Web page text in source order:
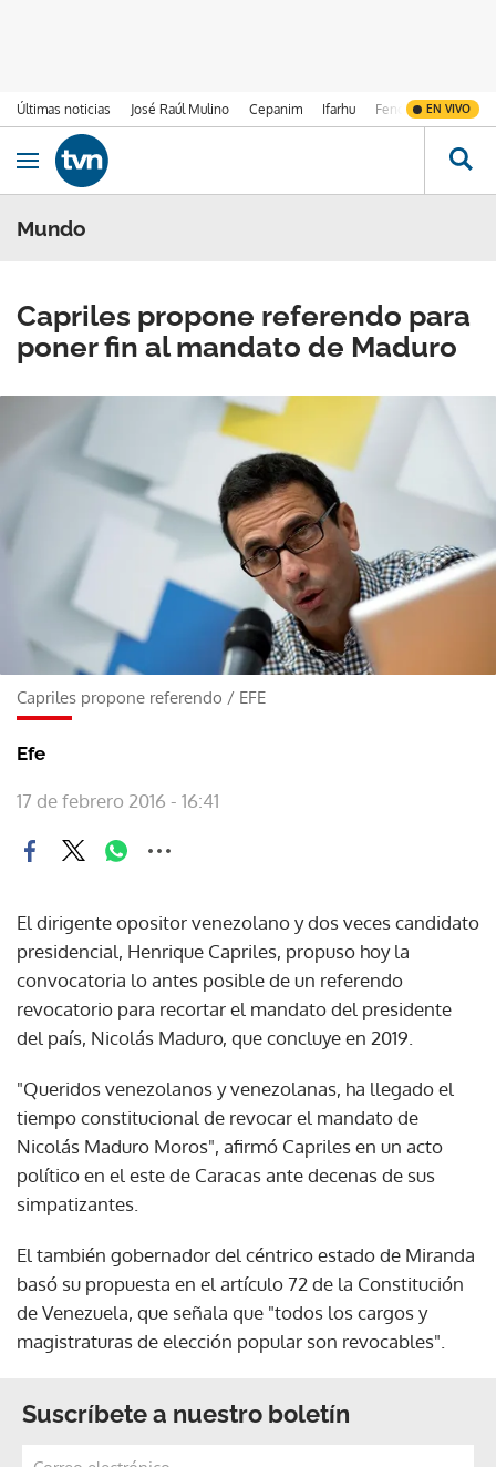
Últimas noticias José Raúl Mulino Cepanim Ifarhu Fenómeno de El
EN VIVO
Ir al contenido
Obrir navegació
Mundo
Capriles propone referendo para
poner fin al mandato de Maduro
Capriles propone referendo / EFE
Efe
17 de febrero 2016 - 16:41
El dirigente opositor venezolano y dos veces candidato
presidencial, Henrique Capriles, propuso hoy la
convocatoria lo antes posible de un referendo
revocatorio para recortar el mandato del presidente
del país, Nicolás Maduro, que concluye en 2019.
"Queridos venezolanos y venezolanas, ha llegado el
tiempo constitucional de revocar el mandato de
Nicolás Maduro Moros", afirmó Capriles en un acto
político en el este de Caracas ante decenas de sus
simpatizantes.
El también gobernador del céntrico estado de Miranda
basó su propuesta en el artículo 72 de la Constitución
de Venezuela, que señala que "todos los cargos y
magistraturas de elección popular son revocables".
Suscríbete a nuestro boletín